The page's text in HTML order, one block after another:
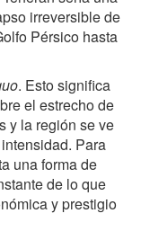
irreversible de
Pérsico hasta
. Esto significa
el estrecho de
y la región se ve
Para
una forma de
de lo que
y prestigio